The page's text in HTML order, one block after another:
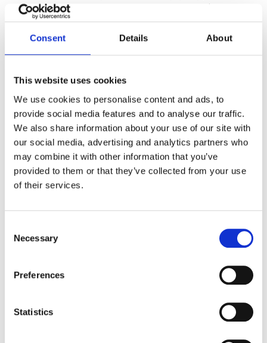
Consent Details About
This website uses cookies
We use cookies to personalise content and ads, to
provide social media features and to analyse our traffic.
We also share information about your use of our site with
our social media, advertising and analytics partners who
may combine it with other information that you’ve
provided to them or that they’ve collected from your use
of their services.
Selection
Necessary
Preferences
Statistics
obecne życie.Pozostają do momentu, w którym
dana osoba zauważy, zechce i zdecyduje się coś z
tym zrobić. Aby uwolnić swoje ciało, umysł i duszę
w pełni.
Jak hipnoterapia może Ci pomóc?
Dzięki pracy w transie hipnotycznym uwalniamy
emocje odpowiedzialne za dany problem.Czasem ta
praca może wymagać powrotu do wydarzeń, które
spowodowały problem z jednoczesnym
uwolnieniem emocji, które powstały w tamtych
które są wspierające. Wspieramy w pełnej
sobie sprawę, że ta praca może wyglądać zupełnie
potrzeb.
Jak to działa?